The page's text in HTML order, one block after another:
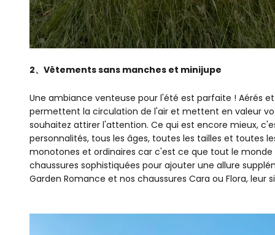
2、Vêtements sans manches et minijupe
Une ambiance venteuse pour l'été est parfaite ! Aérés
permettent la circulation de l'air et mettent en valeur
souhaitez attirer l'attention. Ce qui est encore mieux,
personnalités, tous les âges, toutes les tailles et toutes
monotones et ordinaires car c'est ce que tout le
chaussures sophistiquées pour ajouter une allure
Garden Romance et nos chaussures Cara ou Flora,